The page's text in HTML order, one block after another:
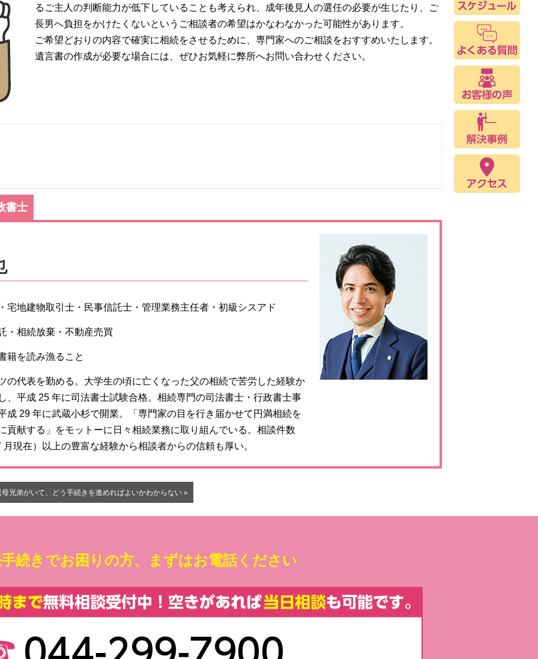
るご主人の判断能力が低下していることも考えられ、成年後見人の選任の必要が生じたり、ご
長男へ負担をかけたくないというご相談者の希望はかなわなかった可能性があります。
ご希望どおりの内容で確実に相続をさせるために、専門家へのご相談をおすすめいたします。
遺言書の作成が必要な場合には、ぜひお気軽に弊所へお問い合わせください。
書士
宅地建物取引士・民事信託士・管理業務主任者・初級シスアド
・相続放棄・不動産売買
籍を読み漁ること
の代表を勤める。大学生の頃に亡くなった父の相続で苦労した経験か
、平成 25 年に司法書士試験合格。相続専門の司法書士・行政書士事
成 29 年に武蔵小杉で開業。「専門家の目を行き届かせて円満相続を
貢献する」をモットーに日々相続業務に取り組んでいる。相談件数
現在）以上の豊富な経験から相談者からの信頼も厚い。
兄弟がいて、どう手続きを進めればよいかわからない »
続きでお困りの方、 まずはお電話ください